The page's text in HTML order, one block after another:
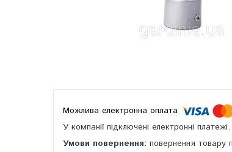
У компанії підключені електронні
повернення товару